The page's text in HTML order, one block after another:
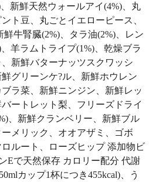
新鮮天然ウォールアイ(4%)、丸
ト豆、丸ごとイエローピース、
牛腎臓(2%)、タラ油(2%)、レン
羊ラムトライプ(1%)、乾燥ブラ
新鮮バターナッツスクワッシ
グリーンケ?ル、新鮮ホウレン
ラ菜、新鮮ニンジン、新鮮レッ
ートレット梨、フリーズドライ
、新鮮クランベリー、新鮮ブル
メリック、オオアザミ、ゴボ
ルート、ローズヒップ 添加物ビ
Eで天然保存 カロリー配分 代謝
カップ1杯につき455kcal)、う